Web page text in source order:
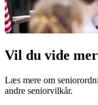
Vil du vide
Læs mere om
andre seniorvilkår.